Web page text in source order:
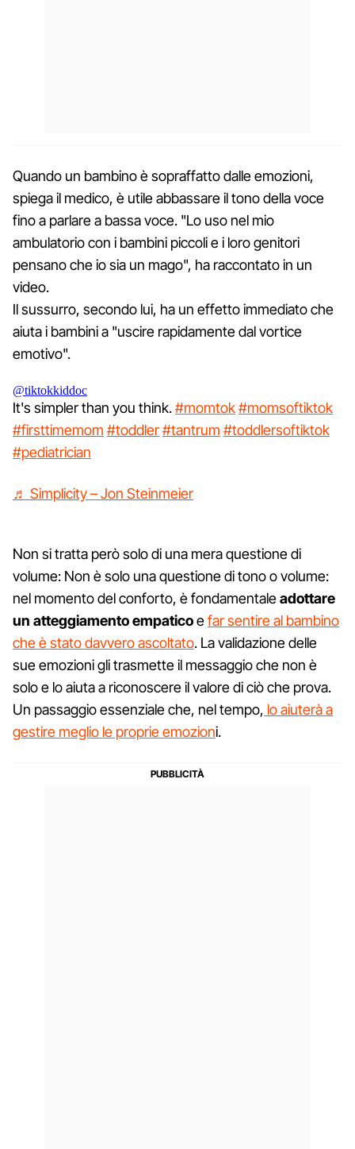
Quando un bambino è sopraffatto dalle emozioni,
spiega il medico, è utile abbassare il tono della voce
fino a parlare a bassa voce. "Lo uso nel mio
ambulatorio con i bambini piccoli e i loro genitori
pensano che io sia un mago", ha raccontato in un
video.
Il sussurro, secondo lui, ha un effetto immediato che
aiuta i bambini a "uscire rapidamente dal vortice
emotivo".
@tiktokkiddoc
It's simpler than you think.#momtok#momsoftiktok
#firsttimemom #toddler#tantrum #toddlersoftiktok
#pediatrician
♬ Simplicity – Jon Steinmeier
Non si tratta però solo di una mera questione di
volume: Non è solo una questione di tono o volume:
nel momento del conforto, è fondamentaleadottare
un atteggiamento empaticoefar sentire al bambino
che è stato davvero ascoltato. La validazione delle
sue emozioni gli trasmette il messaggio che non è
solo e lo aiuta a riconoscere il valore di ciò che prova.
Un passaggio essenziale che, nel tempo, lo aiuterà a
gestire meglio le proprie emozioni.